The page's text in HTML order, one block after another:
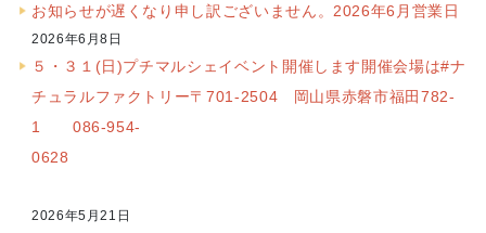
お知らせが遅くなり申し訳ございません。2026年6月営業日
2026年6月8日
５・３１(日)プチマルシェイベント開催します開催会場は#ナ
チュラルファクトリー〒701-2504 岡山県赤磐市福田782-
1 086-954-
0628
2026年5月21日